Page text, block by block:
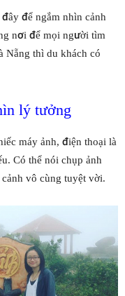
để ngắm nhìn cảnh
nơi để mọi người tìm
Nẵng thì du khách có
lý tưởng
máy ảnh, điện thoại là
Có thể nói chụp ảnh
vô cùng tuyệt vời.